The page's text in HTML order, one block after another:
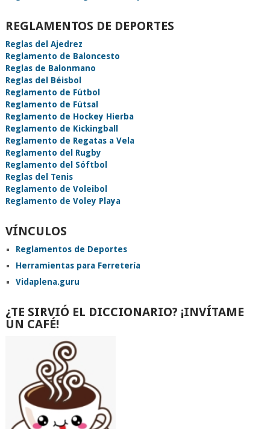
REGLAMENTOS DE DEPORTES
Reglas del Ajedrez
Reglamento de Baloncesto
Reglas de Balonmano
Reglas del Béisbol
Reglamento de Fútbol
Reglamento de Fútsal
Reglamento de Hockey Hierba
Reglamento de Kickingball
Reglamento de Regatas a Vela
Reglamento del Rugby
Reglamento del Sóftbol
Reglas del Tenis
Reglamento de Voleibol
Reglamento de Voley Playa
VÍNCULOS
Reglamentos de Deportes
Herramientas para Ferretería
Vidaplena.guru
¿TE SIRVIÓ EL DICCIONARIO? ¡INVÍTAME
UN CAFÉ!